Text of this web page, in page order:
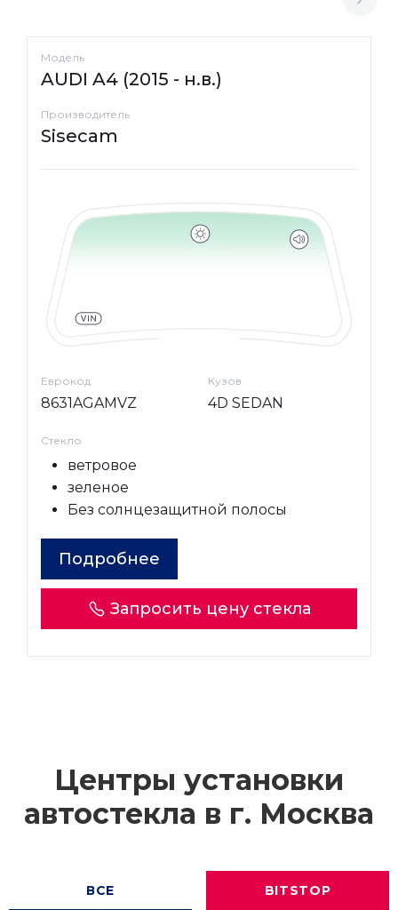
Модель
AUDI A4 (2015 - н.в.)
Производитель
Sisecam
Еврокод
8631AGAMVZ
Кузов
4D SEDAN
Стекло
ветровое
зеленое
Без солнцезащитной полосы
Подробнее
Запросить цену стекла
Центры установки
автостекла в г. Москва
ВСЕ BITSTOP